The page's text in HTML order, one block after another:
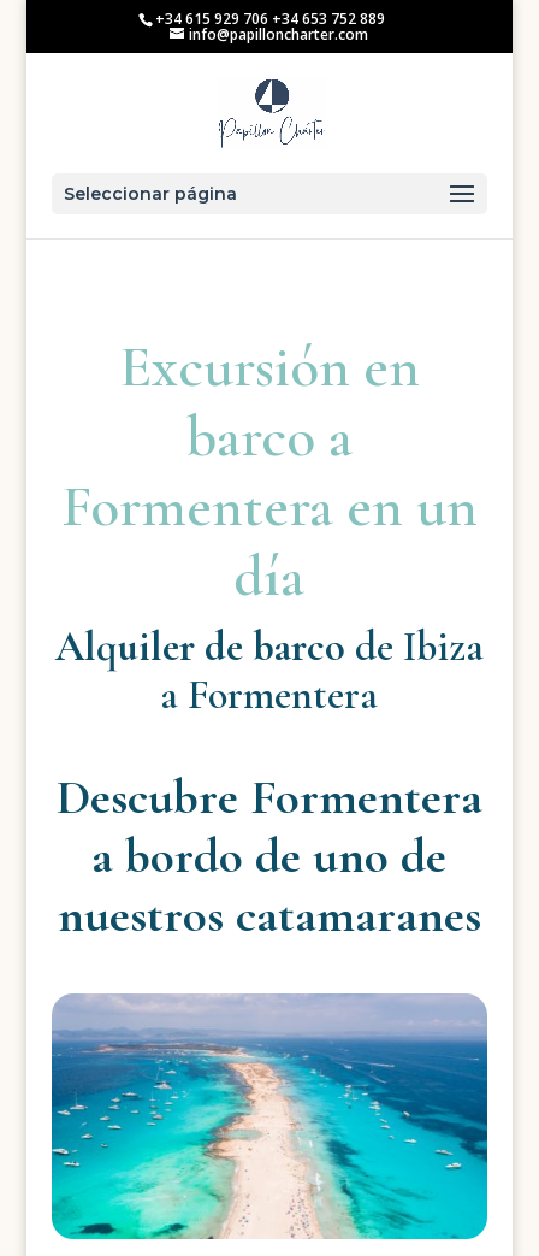
+34 615 929 706 +34 653 752 889
info@papilloncharter.com
Seleccionar página
Excursión en
barco a
Formentera en un
día
Alquiler de barco de Ibiza
a Formentera
Descubre Formentera
a bordo de uno de
nuestros catamaranes